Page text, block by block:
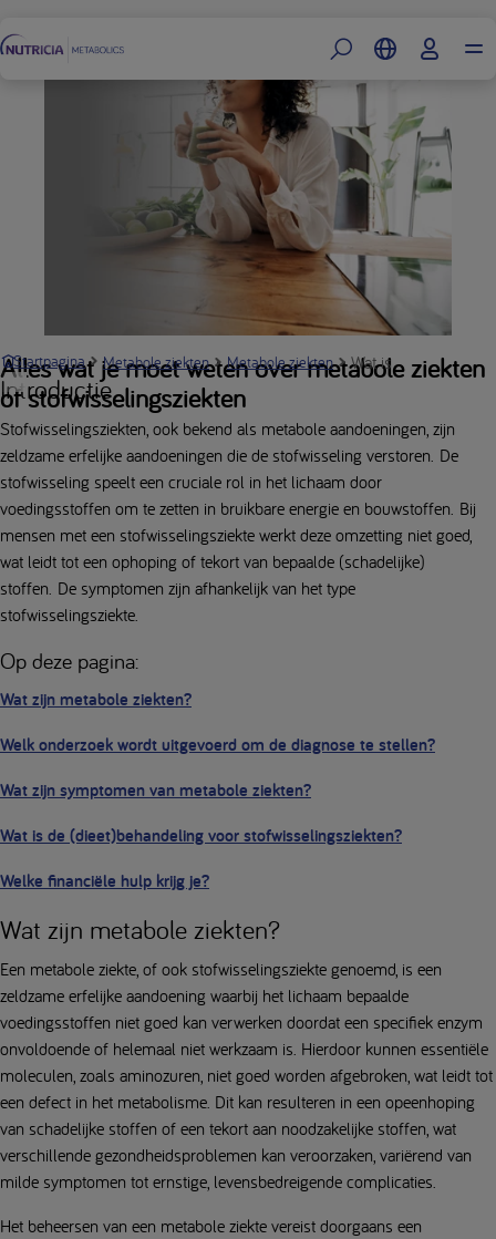
Alles wat je moet weten over metabole ziekten
of stofwisselingsziekten
Startpagina Metabole ziekten Metabole ziekten Wat is een
Introductie
Stofwisselingsziekten, ook bekend als metabole aandoeningen, zijn
zeldzame erfelijke aandoeningen die de stofwisseling verstoren. De
stofwisseling speelt een cruciale rol in het lichaam door
voedingsstoffen om te zetten in bruikbare energie en bouwstoffen. Bij
mensen met een stofwisselingsziekte werkt deze omzetting niet goed,
wat leidt tot een ophoping of tekort van bepaalde (schadelijke)
stoffen. De symptomen zijn afhankelijk van het type
stofwisselingsziekte.
Op deze pagina:
Wat zijn metabole ziekten?
Welk onderzoek wordt uitgevoerd om de diagnose te stellen?
Wat zijn symptomen van metabole ziekten?
Wat is de (dieet)behandeling voor stofwisselingsziekten?
Welke financiële hulp krijg je?
Wat zijn metabole ziekten?
Een metabole ziekte, of ook stofwisselingsziekte genoemd, is een
zeldzame erfelijke aandoening waarbij het lichaam bepaalde
voedingsstoffen niet goed kan verwerken doordat een specifiek enzym
onvoldoende of helemaal niet werkzaam is. Hierdoor kunnen essentiële
moleculen, zoals aminozuren, niet goed worden afgebroken, wat leidt tot
een defect in het metabolisme. Dit kan resulteren in een opeenhoping
van schadelijke stoffen of een tekort aan noodzakelijke stoffen, wat
verschillende gezondheidsproblemen kan veroorzaken, variërend van
milde symptomen tot ernstige, levensbedreigende complicaties.
Het beheersen van een metabole ziekte vereist doorgaans een